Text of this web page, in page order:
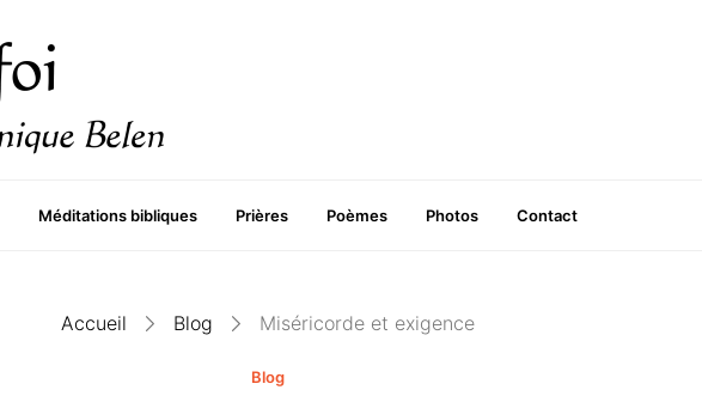
Méditations bibliques Prières Poèmes Photos Contact
Accueil Blog Miséricorde et exigence
Blog